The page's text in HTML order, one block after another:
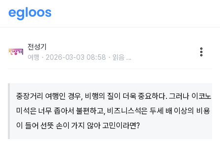
있다?전성기
여행 2026-03-03 08:58 읽음 ...
중장거리 여행인 경우, 비행의 질이 더욱 중요하다. 그러나 이코노
미석은 너무 좁아서 불편하고, 비즈니스석은 두세 배 이상의 비용
이 들어 선뜻 손이 가지 않아 고민이라면?